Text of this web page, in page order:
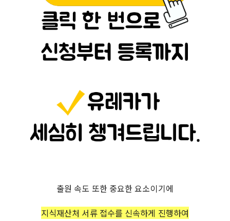
출원 속도 또한 중요한 요소이기에
지식재산처 서류 접수를 신속하게 진행하여